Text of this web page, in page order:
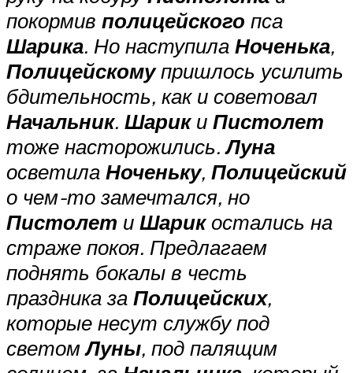
покормив полицейского пса
Шарика. Но наступила Ноченька,
Полицейскомупришлось усилить
бдительность, как и советовал
Начальник. Шарики Пистолет
тоже насторожились.Луна
осветила Ноченьку, Полицейский
о чем-то замечтался, но
Пистолет и Шарикостались на
страже покоя. Предлагаем
поднять бокалы в честь
праздника за Полицейских,
которые несут службу под
светомЛуны, под палящим